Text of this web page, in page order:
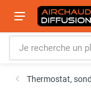
Thermostat,